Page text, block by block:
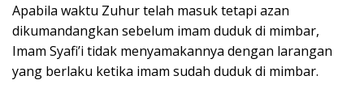
Apabila waktu Zuhur telah masuk tetapi azan
dikumandangkan sebelum imam duduk di mimbar,
Imam Syafi’i tidak menyamakannya dengan larangan
yang berlaku ketika imam sudah duduk di mimbar.